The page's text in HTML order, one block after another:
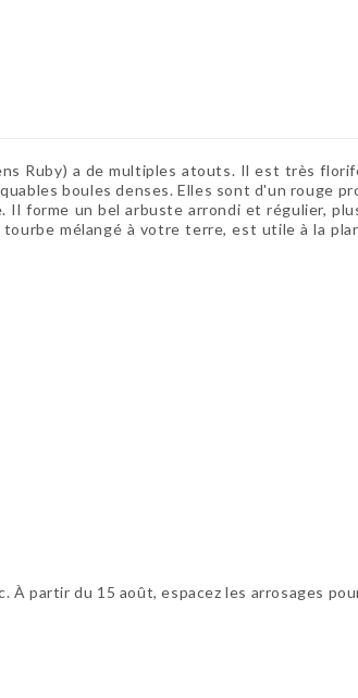
Ruby) a de multiples atouts. Il est très
boules denses. Elles sont d'un rouge
forme un bel arbuste arrondi et régulier,
mélangé à votre terre, est utile à la
partir du 15 août, espacez les arrosages